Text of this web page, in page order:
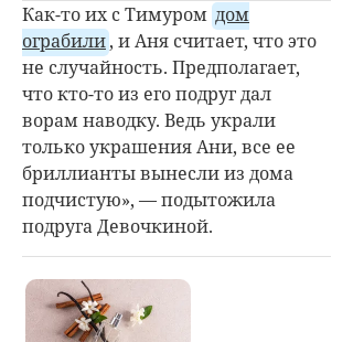
Как-то их с Тимуром дом
ограбили, и Аня считает, что это
не случайность. Предполагает,
что кто-то из его подруг дал
ворам наводку. Ведь украли
только украшения Ани, все ее
бриллианты вынесли из дома
подчистую», — подытожила
подруга Девочкиной.